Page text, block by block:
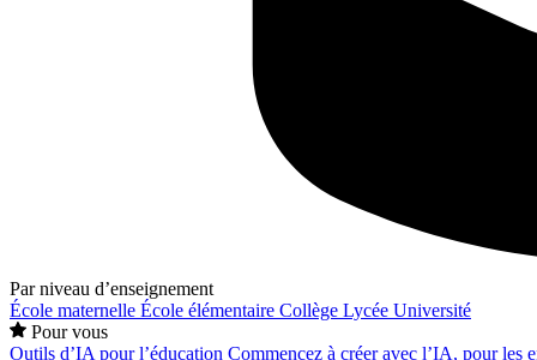
Par niveau d’enseignement
École maternelle École élémentaire Collège Lycée Université
Pour vous
Outils d’IA pour l’éducation Commencez à créer avec l’IA, pour les